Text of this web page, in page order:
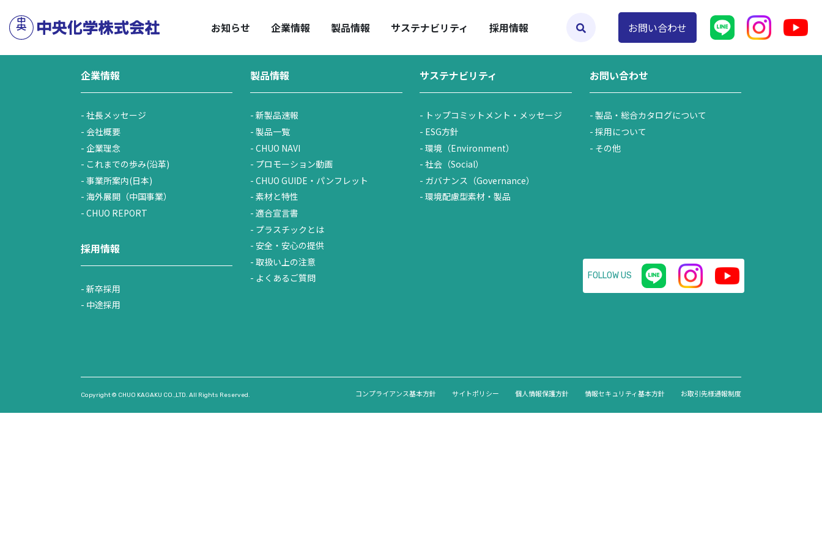
お知らせ 企業情報
CHUO REPORT 中期経営計画
製品情報
安全・安心の提供 取扱い上の注意 よくあるご質問
サステナビリティ 採用情報 お問い合わせ
企業情報
社長メッセージ
会社概要
企業理念
これまでの歩み(沿革)
事業所案内(日本)
海外展開（中国事業）
CHUO REPORT
採用情報
新卒採用
中途採用
製品情報
新製品速報
製品一覧
CHUO NAVI
プロモーション動画
CHUO GUIDE・パンフレット
素材と特性
適合宣言書
プラスチックとは
安全・安心の提供
取扱い上の注意
よくあるご質問
サステナビリティ
トップコミットメント・メッセージ
ESG方針
環境（Environment）
社会（Social）
ガバナンス（Governance）
環境配慮型素材・製品
お問い合わせ
製品・総合カタログについて
採用について
その他
FOLLOW US
コンプライアンス基本方針 サイトポリシー 個人情報保護方針 情報セキュリティ基本方針 お取引先様通報制度
Copyright © CHUO KAGAKU CO.,LTD. All Rights Reserved.